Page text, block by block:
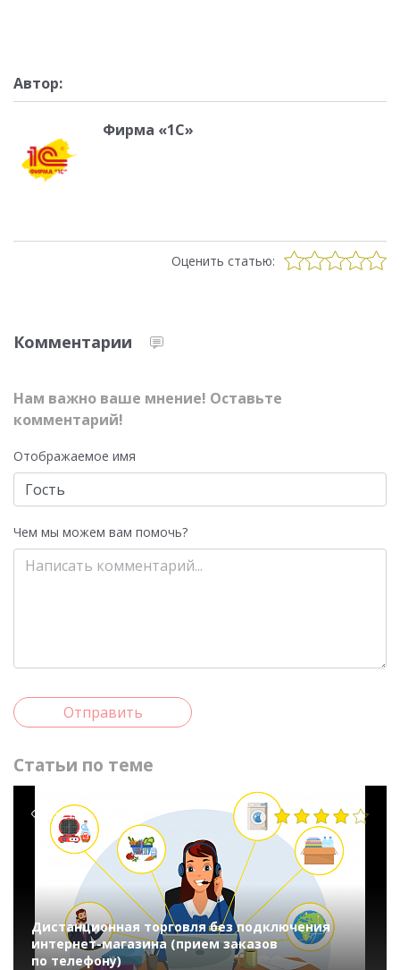
Автор:
Фирма «1С»
Оценить статью:
Комментарии
Нам важно ваше мнение! Оставьте
комментарий!
Отображаемое имя
Чем мы можем вам помочь?
Отправить
Статьи по теме
5214
Дистанционная торговля без подключения
интернет-магазина (прием заказов
по телефону)